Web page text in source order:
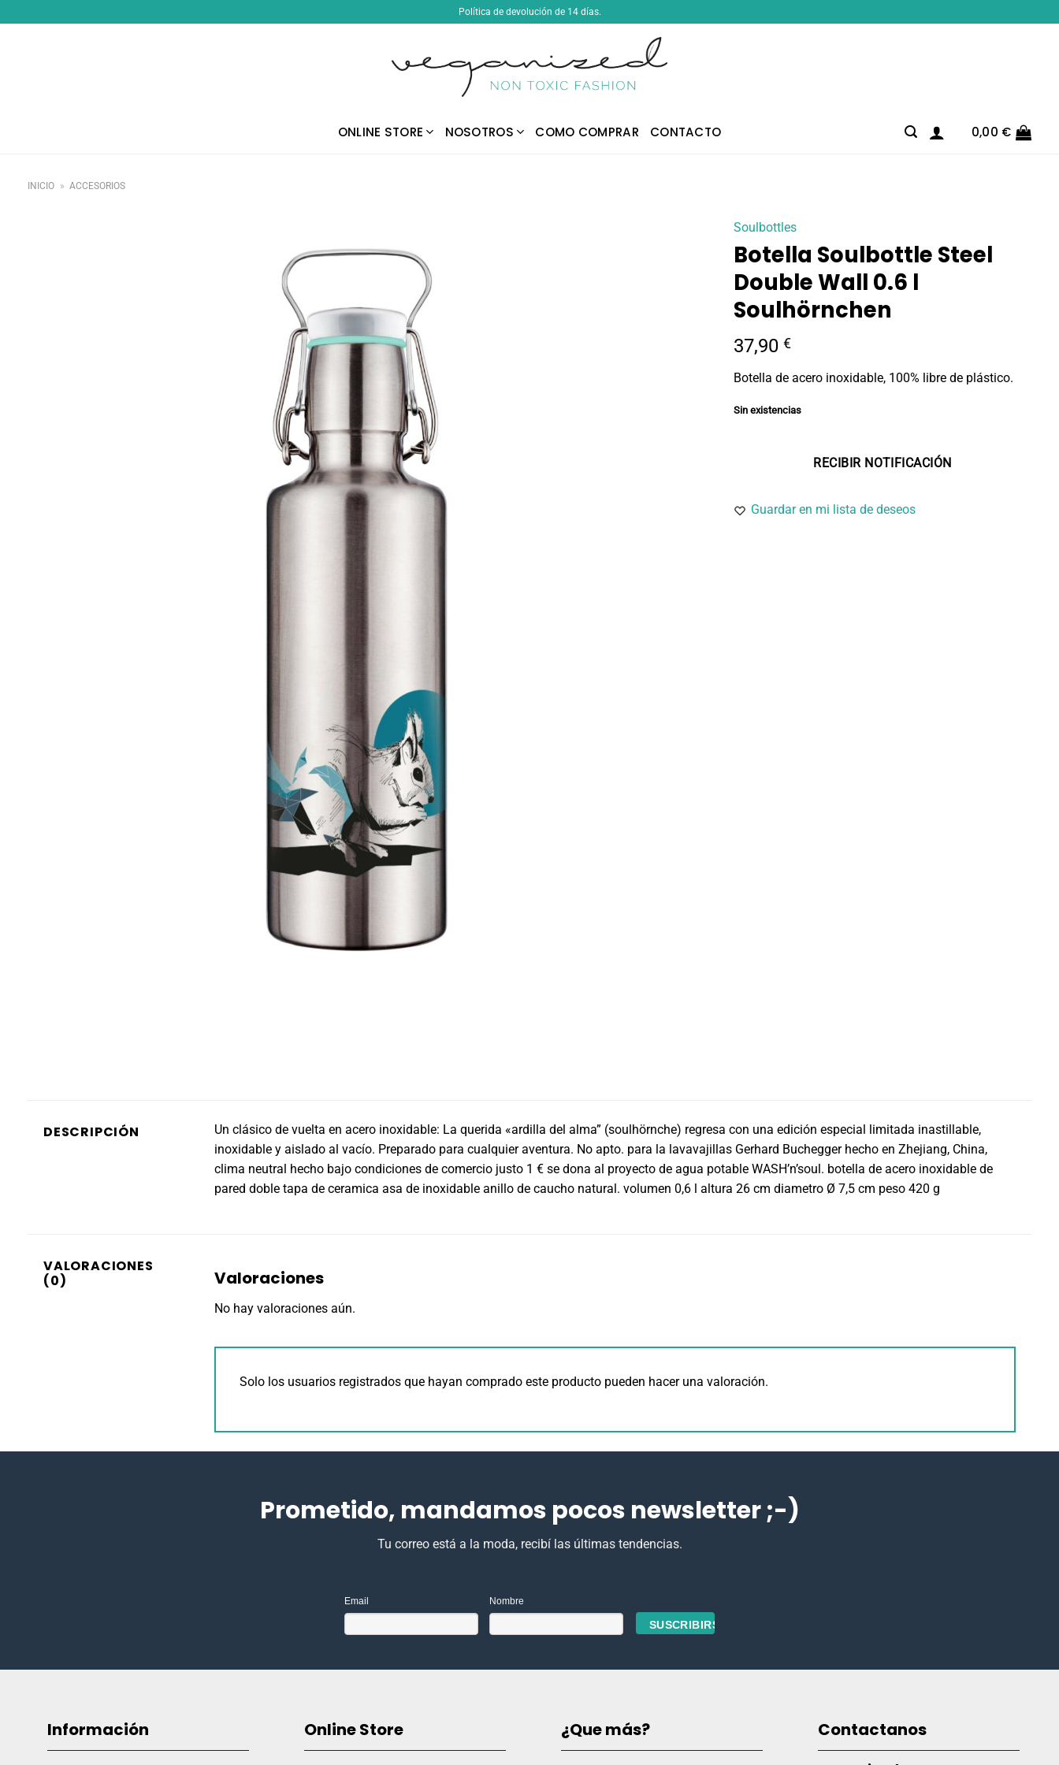
al
Política de devolución de 14 días.
ONLINE STORE NOSOTROS COMO COMPRAR CONTACTO 0,00 €
INICIO » ACCESORIOS
Soulbottles
Botella Soulbottle Steel
Double Wall 0.6 l
Soulhörnchen
37,90 €
Botella de acero inoxidable, 100% libre de plástico.
Sin existencias
Guardar en mi lista de deseos
DESCRIPCIÓN
Un clásico de vuelta en acero inoxidable: La querida «ardilla del alma” (soulhörnche) regresa con una edición especial limitada inastillable,
inoxidable y aislado al vacío. Preparado para cualquier aventura. No apto. para la lavavajillas Gerhard Buchegger hecho en Zhejiang, China,
clima neutral hecho bajo condiciones de comercio justo 1 € se dona al proyecto de agua potable WASH’n’soul. botella de acero inoxidable de
pared doble tapa de ceramica asa de inoxidable anillo de caucho natural. volumen 0,6 l altura 26 cm diametro Ø 7,5 cm peso 420 g
VALORACIONES
(0)
Valoraciones
No hay valoraciones aún.
Solo los usuarios registrados que hayan comprado este producto pueden hacer una valoración.
Prometido, mandamos pocos newsletter ;-)
Tu correo está a la moda, recibí las últimas tendencias.
Email Nombre
Información Online Store ¿Que más? Contactanos